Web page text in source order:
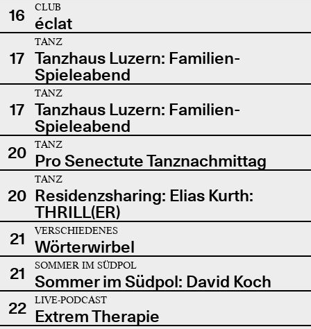
16
CLUB
éclat
17
TANZ
Tanzhaus Luzern: Familien-
Spieleabend
17
TANZ
Tanzhaus Luzern: Familien-
Spieleabend
20
TANZ
Pro Senectute Tanznachmittag
20
TANZ
Residenzsharing: Elias Kurth:
THRILL(ER)
21
VERSCHIEDENES
Wörterwirbel
21
SOMMER IM SÜDPOL
Sommer im Südpol: David Koch
22
LIVE-PODCAST
Extrem Therapie